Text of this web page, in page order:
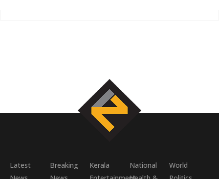
Latest
Breaking
Kerala National
World